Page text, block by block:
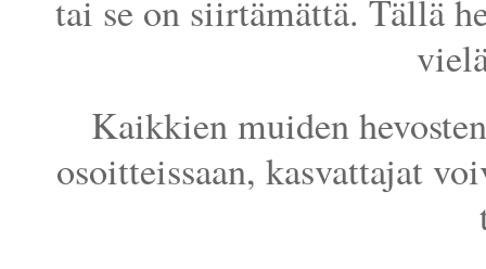
tai se on siirtämättä. Tällä
Kaikkien muiden
osoitteissaan, kasvattajat